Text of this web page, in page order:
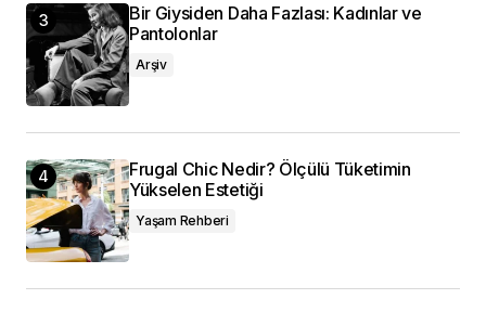
Bir Giysiden Daha Fazlası: Kadınlar ve
Pantolonlar
Arşiv
Frugal Chic Nedir? Ölçülü Tüketimin
Yükselen Estetiği
Yaşam Rehberi